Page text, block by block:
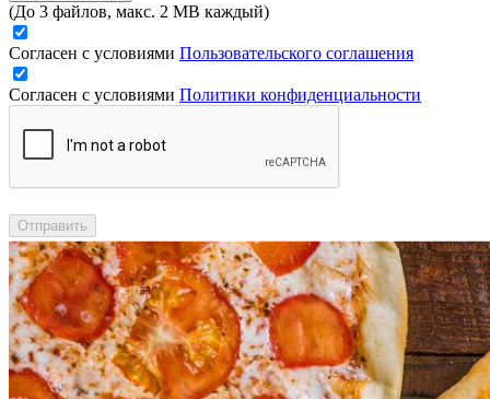
(До 3 файлов, макс. 2 MB каждый)
Согласен с условиями Пользовательского соглашения
Согласен с условиями Политики конфиденциальности
Отправить